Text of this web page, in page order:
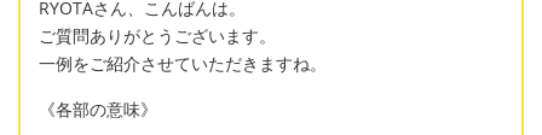
RYOTAさん、こんばんは。
ご質問ありがとうございます。
一例をご紹介させていただきますね。
《各部の意味》